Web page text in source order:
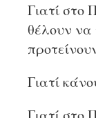
Γιατί στο
θέλουν
Γιατί